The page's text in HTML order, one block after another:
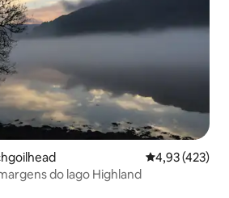
4,93 de uma
4,93 (423)
do lago Highland